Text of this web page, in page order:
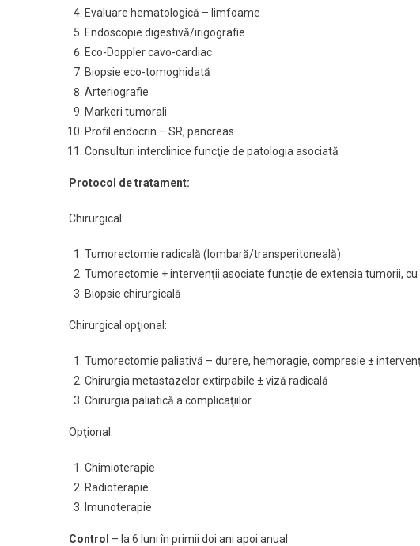
Evaluare hematologică – limfoame
Endoscopie digestivă/irigografie
Eco-Doppler cavo-cardiac
Biopsie eco-tomoghidată
Arteriografie
Markeri tumorali
Profil endocrin – SR, pancreas
Consulturi interclinice funcţie de patologia asociată
Protocol de tratament:
Chirurgical:
Tumorectomie radicală (lombară/transperitoneală)
Tumorectomie + intervenţii asociate funcţie de extensia tumorii,
Biopsie chirurgicală
Chirurgical opţional:
Tumorectomie paliativă – durere, hemoragie, compresie ±
Chirurgia metastazelor extirpabile ± viză radicală
Chirurgia paliatică a complicaţiilor
Opţional:
Chimioterapie
Radioterapie
Imunoterapie
Control – la 6 luni în primii doi ani apoi anual